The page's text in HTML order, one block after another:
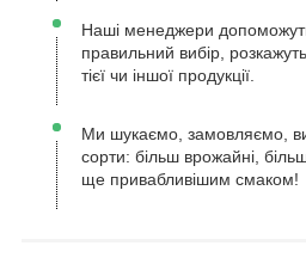
Наші менеджери
правильний вибір,
тієї чи іншої продукції.
Ми шукаємо, замовляємо,
сорти: більш врожайні,
ще привабливішим смаком!